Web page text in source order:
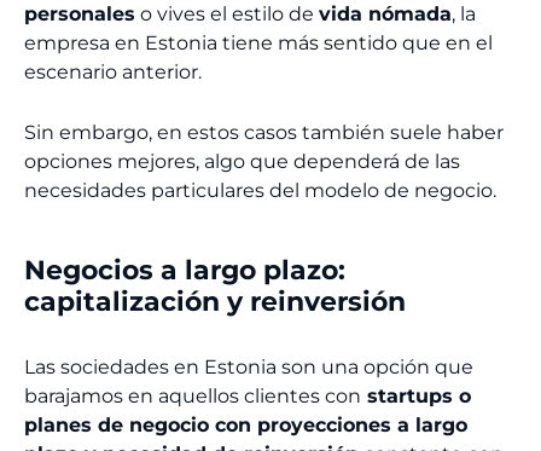
personales o vives el estilo de vida nómada, la
empresa en Estonia tiene más sentido que en el
escenario anterior.
Sin embargo, en estos casos también suele haber
opciones mejores, algo que dependerá de las
necesidades particulares del modelo de negocio.
Negocios a largo plazo:
capitalización y reinversión
Las sociedades en Estonia son una opción que
barajamos en aquellos clientes con startups o
planes de negocio con proyecciones a largo